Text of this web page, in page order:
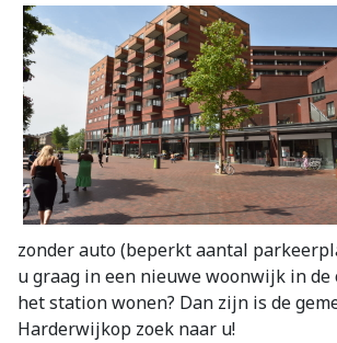
zonder auto (beperkt aantal
u graag in een nieuwe woonwijk in de
het station wonen? Dan zijn is de
Harderwijkop zoek naar u!